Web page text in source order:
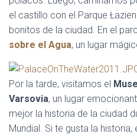
el castillo con el Parque
bonitos de la ciudad. En el
sobre el Agua, un lugar
Por la tarde, visitamos el
Varsovia, un lugar
mejor la historia de la ciudad
Mundial. Si te gusta la historia,